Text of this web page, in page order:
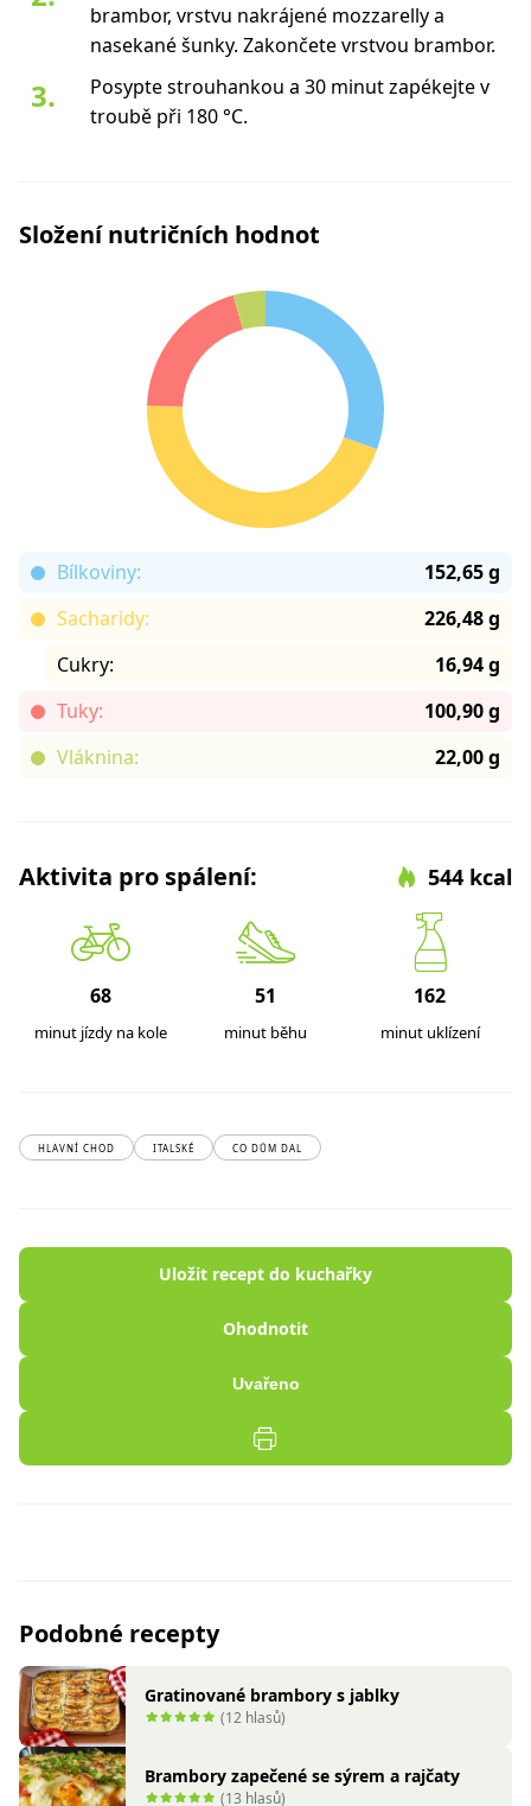
brambor, vrstvu nakrájené mozzarelly a
nasekané šunky. Zakončete vrstvou brambor.
Posypte strouhankou a 30 minut zapékejte v
troubě při 180 °C.
Složení nutričních hodnot
Bílkoviny:
152,65 g
Sacharidy:
226,48 g
Cukry:
16,94 g
Tuky:
100,90 g
Vláknina:
22,00 g
Aktivita pro spálení: 544 kcal
68
minut jízdy na kole
51
minut běhu
162
minut uklízení
HLAVNÍ CHOD ITALSKÉ CO DŮM DAL
Uložit recept do kuchařky
Ohodnotit
Uvařeno
Podobné recepty
Gratinované brambory s jablky
(12 hlasů)
Brambory zapečené se sýrem a rajčaty
(13 hlasů)